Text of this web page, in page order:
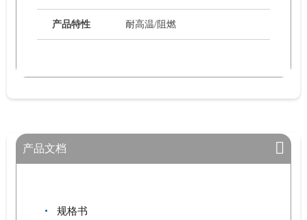
产品特性 耐高温/阻燃
产品文档
规格书